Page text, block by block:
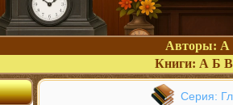
Авторы: А
Книги: А Б В
Серия: